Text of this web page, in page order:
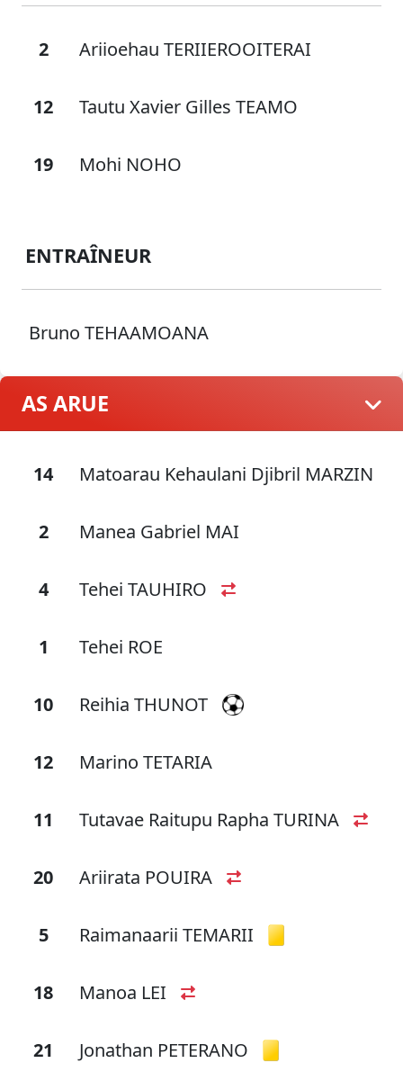
2 Ariioehau TERIIEROOITERAI
12 Tautu Xavier Gilles TEAMO
19 Mohi NOHO
ENTRAÎNEUR
Bruno TEHAAMOANA
AS ARUE
14 Matoarau Kehaulani Djibril MARZIN
2 Manea Gabriel MAI
4 Tehei TAUHIRO
1 Tehei ROE
10 Reihia THUNOT
12 Marino TETARIA
11 Tutavae Raitupu Rapha TURINA
20 Ariirata POUIRA
5 Raimanaarii TEMARII
18 Manoa LEI
21 Jonathan PETERANO